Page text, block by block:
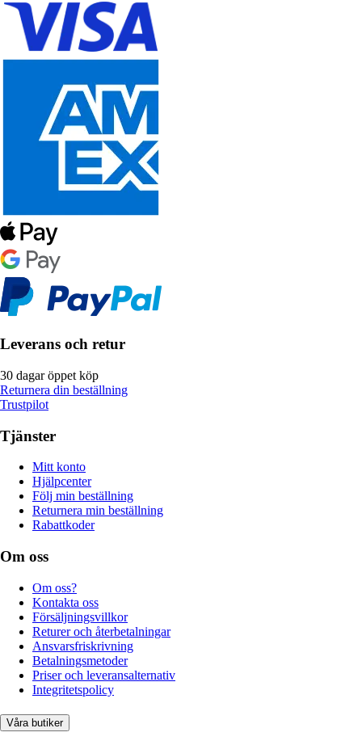
Leverans och retur
30 dagar öppet köp
Returnera din beställning
Trustpilot
Tjänster
Mitt konto
Hjälpcenter
Följ min beställning
Returnera min beställning
Rabattkoder
Om oss
Om oss?
Kontakta oss
Försäljningsvillkor
Returer och återbetalningar
Ansvarsfriskrivning
Betalningsmetoder
Priser och leveransalternativ
Integritetspolicy
Våra butiker